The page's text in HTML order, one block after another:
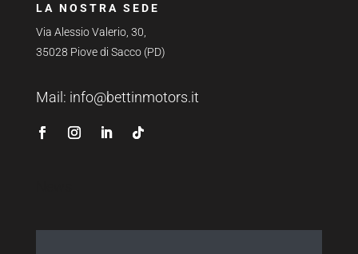
LA NOSTRA SEDE
Via Alessio Valerio, 30,
35028 Piove di Sacco (PD)
Mail: info@bettinmotors.it